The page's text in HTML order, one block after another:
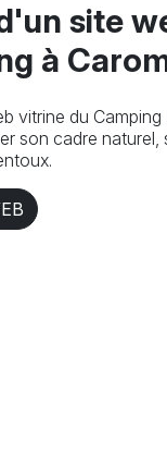
site
à
vitrine du
son cadre naturel,